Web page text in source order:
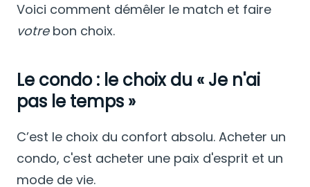
Voici comment démêler le match et faire
votrebon choix.
Le condo : le choix du « Je n'ai
pas le temps »
C’est le choix du confort absolu. Acheter un
condo, c'est acheter une paix d'esprit et un
mode de vie.